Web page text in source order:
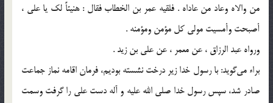
من والاه وعاد من عاداه . فلقیه عمر بن الخطاب فقال : هنیئاً لک یا علی ،
أصبحت وأمسیت مولى کل مؤمن ومؤمنه .
ورواه عبد الرزاق ، عن معمر ، عن علی بن زید .
براء می‌گوید: با رسول خدا زیر درخت نشسته بودیم، فرمان اقامه نماز جماعت
صادر شد، سپس رسول خدا صلی الله علیه و آله دست علی را گرفت وسمت